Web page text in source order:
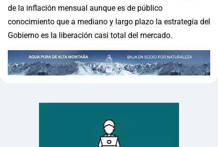
de la inflación mensual aunque es de público
conocimiento que a mediano y largo plazo la estrategia del
Gobierno es la liberación casi total del mercado.